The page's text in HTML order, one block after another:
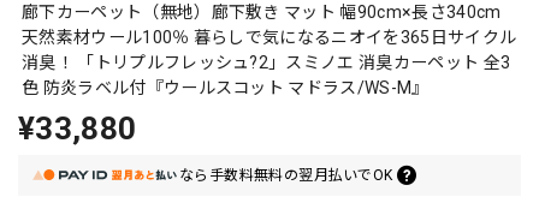
廊下カーペット（無地）廊下敷き マット 幅90cm×長さ340cm
天然素材ウール100％ 暮らしで気になるニオイを365日サイクル
消臭！ 「トリプルフレッシュ?2」スミノエ 消臭カーペット 全3
色 防炎ラベル付『ウールスコット マドラス/WS-M』
¥33,880
なら 手数料無料の翌月払いでOK